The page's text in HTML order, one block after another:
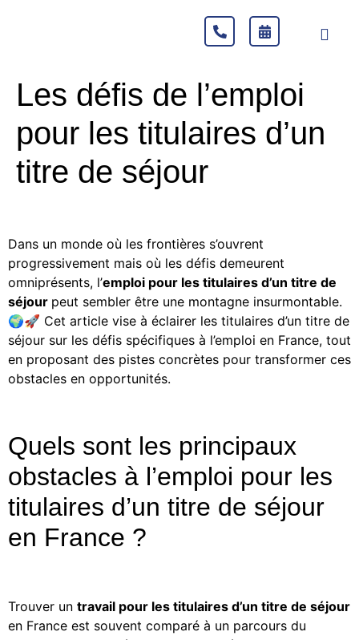
Les défis de l’emploi
pour les titulaires d’un
titre de séjour
Dans un monde où les frontières s’ouvrent
progressivement mais où les défis demeurent
omniprésents, l’emploi pour les titulaires d’un titre de
séjour peut sembler être une montagne insurmontable.
🌍🚀 Cet article vise à éclairer les titulaires d’un titre de
séjour sur les défis spécifiques à l’emploi en France, tout
en proposant des pistes concrètes pour transformer ces
obstacles en opportunités.
Quels sont les principaux
obstacles à l’emploi pour les
titulaires d’un titre de séjour
en France ?
Trouver un travail pour les titulaires d’un titre de séjour
en France est souvent comparé à un parcours du